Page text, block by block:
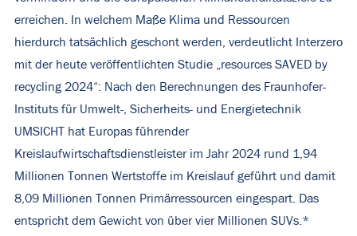
erreichen. In welchem Maße Klima und Ressourcen
hierdurch tatsächlich geschont werden, verdeutlicht Interzero
mit der heute veröffentlichten Studie „resources SAVED by
recycling 2024“: Nach den Berechnungen des Fraunhofer-
Instituts für Umwelt-, Sicherheits- und Energietechnik
UMSICHT hat Europas führender
Kreislaufwirtschaftsdienstleister im Jahr 2024 rund 1,94
Millionen Tonnen Wertstoffe im Kreislauf geführt und damit
8,09 Millionen Tonnen Primärressourcen eingespart. Das
entspricht dem Gewicht von über vier Millionen SUVs.*